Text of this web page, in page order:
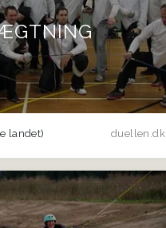
duellen.dk
landet)